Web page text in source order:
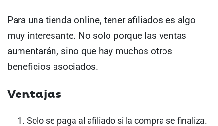
Para una tienda online, tener afiliados es algo
muy interesante. No solo porque las ventas
aumentarán, sino que hay muchos otros
beneficios asociados.
Ventajas
Solo se paga al afiliado si la compra se finaliza.